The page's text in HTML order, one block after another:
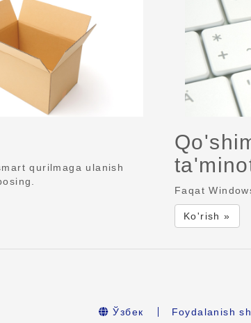
qurilmaga ulanish
Faqat
Ko'rish »
Ўзбек Foydalanish